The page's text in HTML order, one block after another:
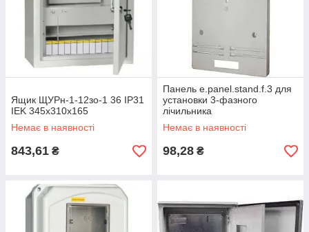
Ящик ЩУРн-1-12зо-1 36 IP31
IEK 345х310х165
Немає в наявності
843,61 ₴
Панель e.panel.stand.f.3 для
установки 3-фазного
лічильника
Немає в наявності
98,28 ₴